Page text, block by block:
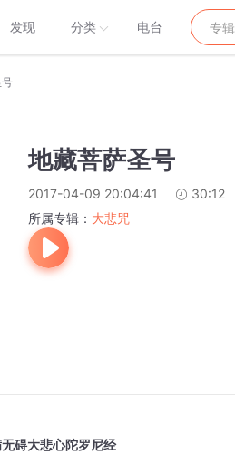
发现 分类 电台
地藏菩萨圣号
2017-04-09 20:04:41 30:12
所属专辑： 大悲咒
碍大悲心陀罗尼经